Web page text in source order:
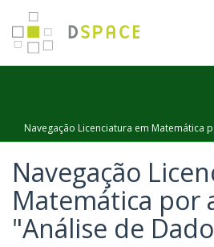
Navegação Licenciatura em Matemática
Navegação
Matemática por
"Análise de